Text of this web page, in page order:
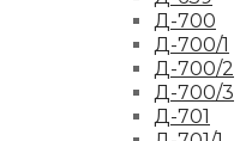
Д-700
Д-700/1
Д-700/2
Д-700/3
Д-701